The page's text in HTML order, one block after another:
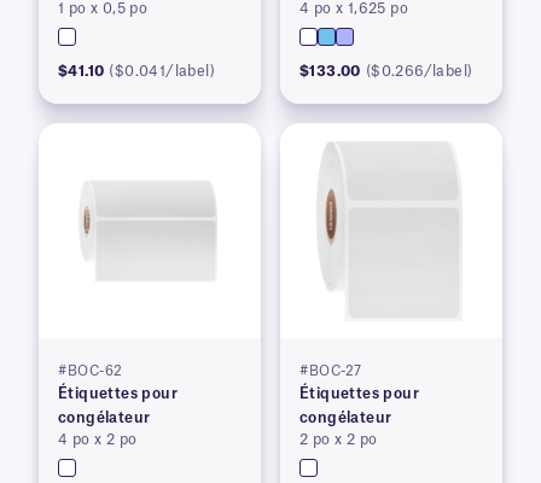
1 po x 0,5 po
$41.10 ($0.041/label)
4 po x 1,625 po
$133.00 ($0.266/label)
#BOC-62
Étiquettes pour
congélateur
4 po x 2 po
#BOC-27
Étiquettes pour
congélateur
2 po x 2 po